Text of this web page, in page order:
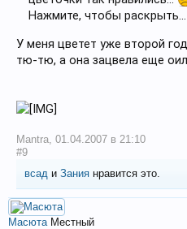
Нажмите, чтобы раскрыть...
У меня цветет уже второй
тю-тю, а она зацвела еще
Mantra 01.04.2007 в 21:10
#9
всад и Зания нравится это.
Масюта Местный